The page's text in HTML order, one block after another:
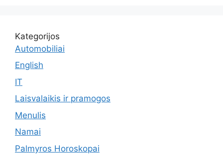
Kategorijos
Automobiliai
English
IT
Laisvalaikis ir pramogos
Menulis
Namai
Palmyros Horoskopai